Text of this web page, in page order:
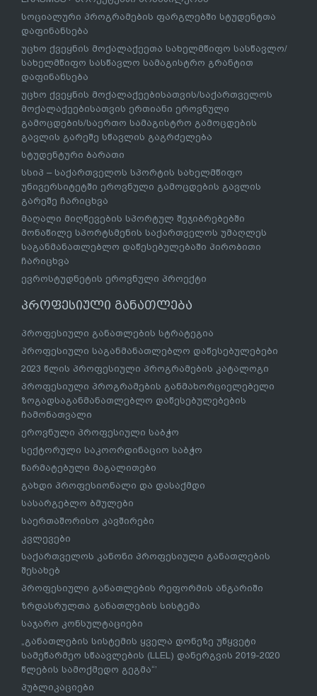
ERASMUS+ პროექტებში მონაწილეობა
სოციალური პროგრამების ფარგლებში სტუდენტთა
დაფინანსება
უცხო ქვეყნის მოქალაქეეთა სახელმწიფო სასწავლო/
სახელმწიფო სასწავლო სამაგისტრო გრანტით
დაფინანსება
უცხო ქვეყნის მოქალაქეებისათვის/საქართველოს
მოქალაქეებისათვის ერთიანი ეროვნული
გამოცდების/საერთო სამაგისტრო გამოცდების
გავლის გარეშე სწავლის გაგრძელება
სტუდენტური ბარათი
სსიპ – საქართველოს სპორტის სახელმწიფო
უნივერსიტეტში ეროვნული გამოცდების გავლის
გარეშე ჩარიცხვა
მაღალი მიღწევების სპორტულ შეჯიბრებებში
მონაწილე სპორტსმენის საქართველოს უმაღლეს
საგანმანათლებლო დაწესებულებაში პირობითი
ჩარიცხვა
პროფესიული განათლების სტრატეგია
პროფესიული საგანმანათლებლო დაწესებულებები
2023 წლის პროფესიული პროგრამების კატალოგი
პროფესიული პროგრამების განმახორციელებელი
ზოგადსაგანმანათლებლო დაწესებულებების
ჩამონათვალი
ეროვნული პროფესიული საბჭო
სექტორული საკოორდინაციო საბჭო
წარმატებული მაგალითები
გახდი პროფესიონალი და დასაქმდი
სასარგებლო ბმულები
საერთაშორისო კავშირები
კვლევები
საქართველოს კანონი პროფესიული განათლების
შესახებ
პროფესიული განათლების რეფორმის ანგარიში
ზრდასრულთა განათლების სისტემა
საჯარო კონსულტაციები
„განათლების სისტემის ყველა დონეზე უწყვეტი
სამეწარმეო სწაავლების (LLEL) დანერგვის 2019-2020
წლების სამოქმედო გეგმა“’